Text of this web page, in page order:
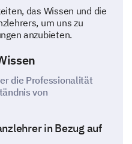
das Wissen und die
um uns zu
anzubieten.
die Professionalität
von
in Bezug auf